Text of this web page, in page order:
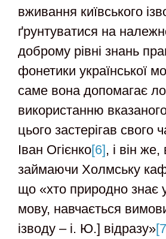
вживання київського
ґрунтуватися на
доброму рівні знань
фонетики української
саме вона допомагає
використанню
цього застерігав свого
Іван Огієнко[6], і він
займаючи Холмську
що «хто природно знає
мову, навчається
ізводу – і. Ю.] відразу»